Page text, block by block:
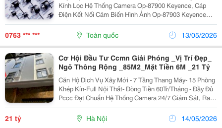
Kính Lọc Hệ Thống Camera Op-87900 Keyence, Cáp
Điện Kết Nối Cảm Biến Hình Ảnh Op-87903 Keyence
H2T Việt Nam Chuyên Nhập Khẩu Và Phân Phối Thiết Bị
Tự Động Hóa Tại Việt Nam Thông Tin Liên...
0763 *** *** Toàn quốc 13/05/2026
Cơ Hội Đầu Tư Ccmn Giải Phóng _Vị Trí Đẹp_
Ngõ Thông Rộng _85M2_Mặt Tiền 6M _21 Tỷ
Căn Hộ Dịch Vụ Xây Mới - 7 Tầng Thang Máy- 15 Phòng
Khép Kín-Full Nội Thất- Dòng Tiền 60Tr/Tháng - Đầy Đủ
Pccc Đạt Chuẩn Hệ Thống Camera 24/7 Giám Sát, Ra
Vào Cửa Vân Tay, Nội Thất : Điều Hòa, Nóng Lạnh, Tủ
Lạnh, Máy Giặt, Máy Sấy, Hút Mùi, Tbvs...
21 tỷ Hà Nội 14/05/2026